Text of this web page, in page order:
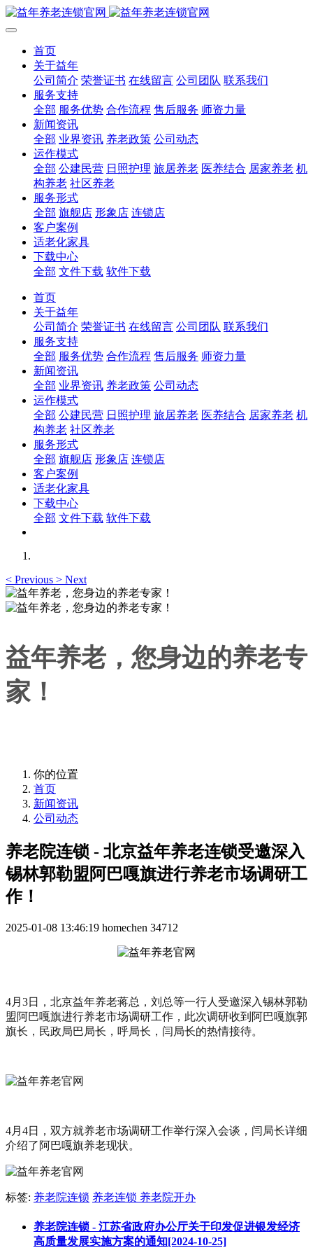
首页
关于益年
公司简介 荣誉证书 在线留言 公司团队 联系我们
服务支持
全部 服务优势 合作流程 售后服务 师资力量
新闻资讯
全部 业界资讯 养老政策 公司动态
运作模式
全部 公建民营 日照护理 旅居养老 医养结合 居家养老 机
构养老 社区养老
服务形式
全部 旗舰店 形象店 连锁店
客户案例
适老化家具
下载中心
全部 文件下载 软件下载
首页
关于益年
公司简介 荣誉证书 在线留言 公司团队 联系我们
服务支持
全部 服务优势 合作流程 售后服务 师资力量
新闻资讯
全部 业界资讯 养老政策 公司动态
运作模式
全部 公建民营 日照护理 旅居养老 医养结合 居家养老 机
构养老 社区养老
服务形式
全部 旗舰店 形象店 连锁店
客户案例
适老化家具
下载中心
全部 文件下载 软件下载
< Previous > Next
益年养老，您身边的养老专
家！
你的位置
首页
新闻资讯
公司动态
养老院连锁 - 北京益年养老连锁受邀深入
锡林郭勒盟阿巴嘎旗进行养老市场调研工
作！
2025-01-08 13:46:19 homechen 34712
4月3日，北京益年养老蒋总，刘总等一行人受邀深入锡林郭勒
盟阿巴嘎旗进行养老市场调研工作，此次调研收到阿巴嘎旗郭
旗长，民政局巴局长，呼局长，闫局长的热情接待。
4月4日，双方就养老市场调研工作举行深入会谈，闫局长详细
介绍了阿巴嘎旗养老现状。
标签: 养老院连锁 养老连锁 养老院开办
养老院连锁 - 江苏省政府办公厅关于印发促进银发经济
高质量发展实施方案的通知[2024-10-25]